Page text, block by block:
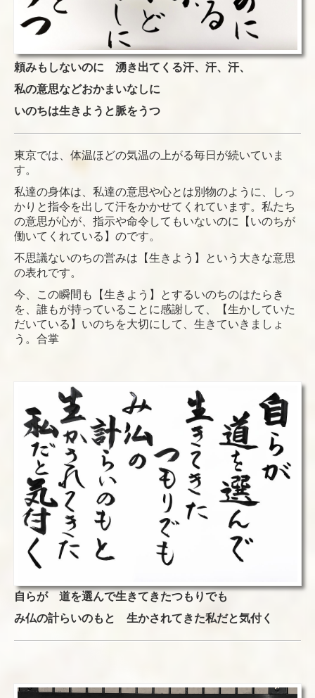
頼みもしないのに 湧き出てくる汗、汗、汗、
私の意思などおかまいなしに
いのちは生きようと脈をうつ
東京では、体温ほどの気温の上がる毎日が続いていま
す。
私達の身体は、私達の意思や心とは別物のように、しっ
かりと指令を出して汗をかかせてくれています。私たち
の意思が心が、指示や命令してもいないのに【いのちが
働いてくれている】のです。
不思議ないのちの営みは【生きよう】という大きな意思
の表れです。
今、この瞬間も【生きよう】とするいのちのはたらき
を、誰もが持っていることに感謝して、【生かしていた
だいている】いのちを大切にして、生きていきましょ
う。合掌
自らが 道を選んで生きてきたつもりでも
み仏の計らいのもと 生かされてきた私だと気付く